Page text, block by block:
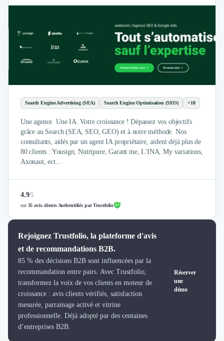
Influence Marketing
Veille commerciale
Photographie
Salons
Études Marketing
Présentations PowerPoint
SMS Marketing
Email Marketing
Data Marketing
Logiciel Marketing
Logiciel Commercial
Expertise Comptable
Subventions & Aides
Levée de fonds
Droit des Affaires
Direction Financière Externalisée (DAF)
Transactions Services
Restructuring
Droit Commercial
Propriété Intellectuelle (IP/IT)
Gestion de trésorerie
Recouvrement
Search Engine Advertising (SEA) Search Engine Optimisation (SEO) +18
Une agence. Une IA. Votre croissance ! Dépassez vos objectifs
grâce au Search (SEA, SEO, GEO) et à notre méthode. Nos
consultants, aidés par un agent IA propriétaire, aident déjà plus de
80 clients : Yousign, Nutripure, Garant me, L'INA, My variations,
Axonaut, ect...
4.9/5
sur35 avis clients Authentifiés par Trustfolio
Rejoignez Trustfolio, la plateforme d'avis
et de recommandations B2B.
85 % des décisions B2B sont influencées par la
recommandation entre pairs. Avec Trustfolio,
transformez la voix de vos clients en moteur de
croissance : avis clients vérifiés, satisfaction
mesurée, parrainage activé et vitrine
professionnelle. Déjà adopté par des centaines
d’entreprises B2B.
Réserver
une
démo